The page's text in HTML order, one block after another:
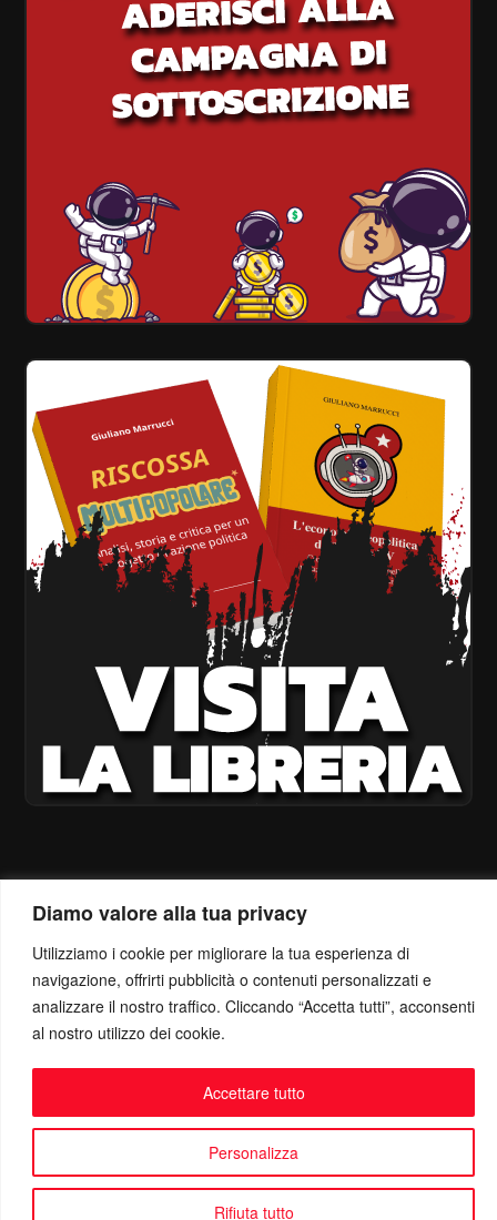
Diamo valore alla tua privacy
Utilizziamo i cookie per migliorare la tua esperienza di
navigazione, offrirti pubblicità o contenuti personalizzati e
analizzare il nostro traffico. Cliccando “Accetta tutti”, acconsenti
al nostro utilizzo dei cookie.
Personalizza
Rifiuta tutto
Accettare tutto